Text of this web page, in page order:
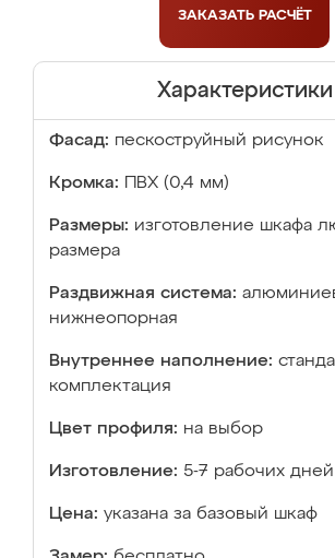
ЗАКАЗАТЬ РАСЧЁТ
Характеристики
Фасад: пескоструйный рисунок
Кромка: ПВХ (0,4 мм)
Размеры: изготовление шкафа
размера
Раздвижная система:
нижнеопорная
Внутреннее наполнение:
комплектация
Цвет профиля: на выбор
Изготовление: 5-7 рабочих дней
Цена: указана за базовый шкаф